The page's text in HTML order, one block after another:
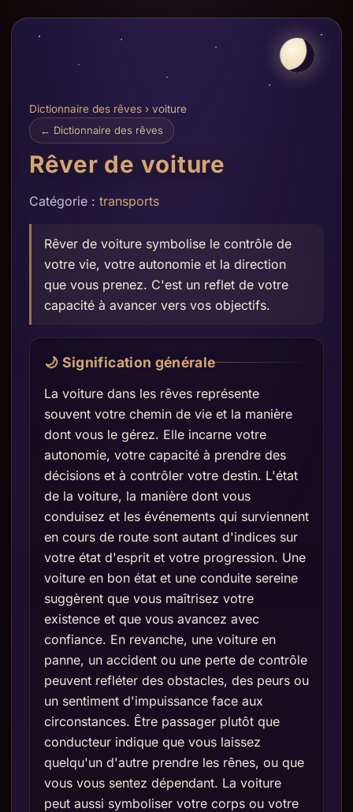
Dictionnaire des rêves › voiture
← Dictionnaire des rêves
Rêver de voiture
Catégorie : transports
Rêver de voiture symbolise le contrôle de
votre vie, votre autonomie et la direction
que vous prenez. C'est un reflet de votre
capacité à avancer vers vos objectifs.
🌙 Signification générale
La voiture dans les rêves représente
souvent votre chemin de vie et la manière
dont vous le gérez. Elle incarne votre
autonomie, votre capacité à prendre des
décisions et à contrôler votre destin. L'état
de la voiture, la manière dont vous
conduisez et les événements qui surviennent
en cours de route sont autant d'indices sur
votre état d'esprit et votre progression. Une
voiture en bon état et une conduite sereine
suggèrent que vous maîtrisez votre
existence et que vous avancez avec
confiance. En revanche, une voiture en
panne, un accident ou une perte de contrôle
peuvent refléter des obstacles, des peurs ou
un sentiment d'impuissance face aux
circonstances. Être passager plutôt que
conducteur indique que vous laissez
quelqu'un d'autre prendre les rênes, ou que
vous vous sentez dépendant. La voiture
peut aussi symboliser votre corps ou votre